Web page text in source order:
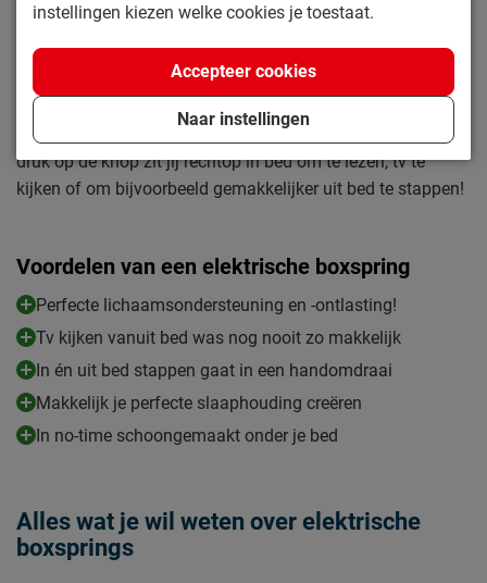
Meer info over elektrische boxsprings
Luxer kan bijna niet: een elektrische, comfortabele
boxspring. Met een elektrische boxspring geniet je van
optimaal comfort, de juiste ondersteuning én... met één
druk op de knop zit jij rechtop in bed om te lezen, tv te
kijken of om bijvoorbeeld gemakkelijker uit bed te stappen!
Voordelen van een elektrische boxspring
Perfecte lichaamsondersteuning en -ontlasting!
Tv kijken vanuit bed was nog nooit zo makkelijk
In én uit bed stappen gaat in een handomdraai
Makkelijk je perfecte slaaphouding creëren
In no-time schoongemaakt onder je bed
Alles wat je wil weten over elektrische
boxsprings
instellingen kiezen welke cookies je toestaat.
Naar instellingen
Accepteer cookies